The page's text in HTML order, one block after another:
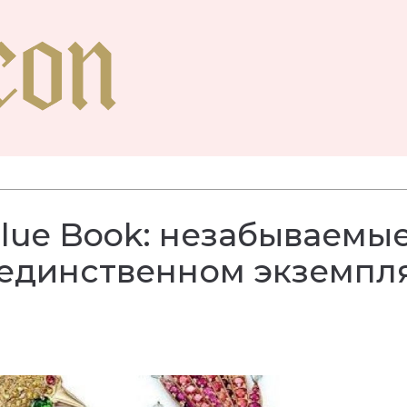
Book: